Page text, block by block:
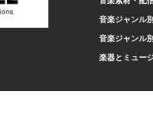
音楽ジャンル
音楽ジャンル
楽器とミュー